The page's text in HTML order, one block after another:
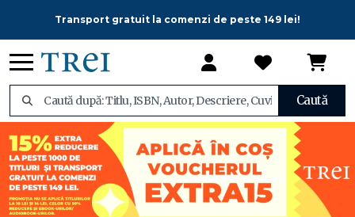
Transport gratuit la comenzi de peste 149 lei!
Caută